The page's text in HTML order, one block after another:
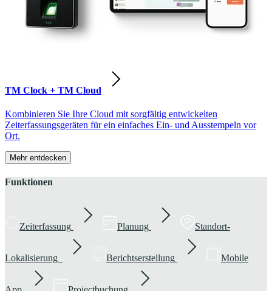
TM Clock + TM Cloud
Kombinieren Sie Ihre Cloud mit sorgfältig entwickelten
Zeiterfassungsgeräten für ein einfaches Ein- und Ausstempeln vor
Ort.
Mehr entdecken
Funktionen
Zeiterfassung Planung Standort-
Lokalisierung Berichtserstellung Mobile